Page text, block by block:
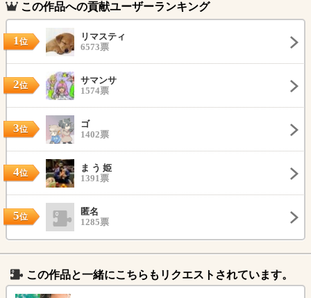
この作品への貢献ユーザーランキング
1位
リマスティ
6573票
2位
サマンサ
1574票
3位
ゴ
1402票
4位
ま う 姫
1391票
5位
匿名
1285票
この作品と一緒にこちらもリクエストされています。